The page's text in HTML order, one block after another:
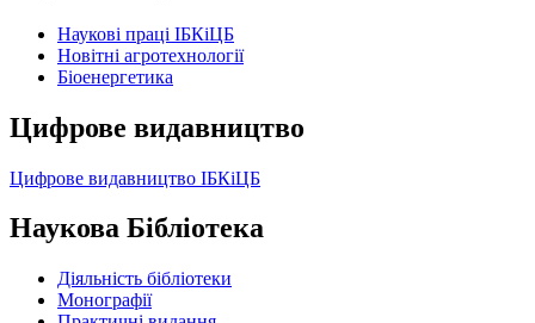
Наукові праці ІБКіЦБ
Новітні агротехнології
Бiоенергетика
Цифрове видавництво
Цифрове видавництво ІБКіЦБ
Наукова Бібліотека
Діяльність бібліотеки
Монографії